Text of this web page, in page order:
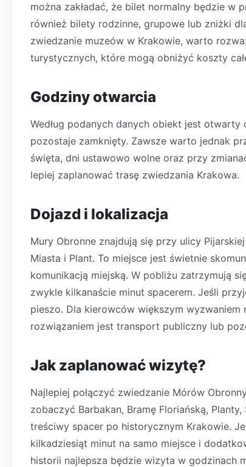
można zakładać, że bilet normalny będzie w
również bilety rodzinne, grupowe lub zniżki
zwiedzanie muzeów w Krakowie, warto
turystycznych, które mogą obniżyć koszty
Godziny otwarcia
Według podanych danych obiekt jest
pozostaje zamknięty. Zawsze warto jednak
święta, dni ustawowo wolne oraz przy
lepiej zaplanować trasę zwiedzania Krakowa.
Dojazd i lokalizacja
Mury Obronne znajdują się przy ulicy
Miasta i Plant. To miejsce jest świetnie
komunikacją miejską. W pobliżu zatrzymują
zwykle kilkanaście minut spacerem. Jeśli
pieszo. Dla kierowców większym
rozwiązaniem jest transport publiczny lub
Jak zaplanować wizytę?
Najlepiej połączyć zwiedzanie Mórów
zobaczyć Barbakan, Bramę Floriańską,
treściwy spacer po historycznym Krakowie.
kilkadziesiąt minut na samo miejsce i
historii najlepsza będzie wizyta w godzinach